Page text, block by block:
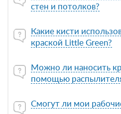
стен и потолков?
Какие кисти
краской Little Green?
Можно ли наносить
помощью
Смогут ли мои